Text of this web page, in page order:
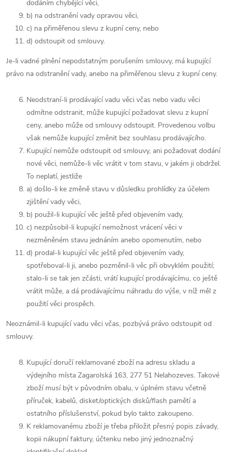
dodáním chybějící věci,
b) na odstranění vady opravou věci,
c) na přiměřenou slevu z kupní ceny, nebo
d) odstoupit od smlouvy.
Je-li vadné plnění nepodstatným porušením smlouvy, má kupující
právo na odstranění vady, anebo na přiměřenou slevu z kupní ceny.
Neodstraní-li prodávající vadu věci včas nebo vadu věci
odmítne odstranit, může kupující požadovat slevu z kupní
ceny, anebo může od smlouvy odstoupit. Provedenou volbu
však nemůže kupující změnit bez souhlasu prodávajícího.
Kupující nemůže odstoupit od smlouvy, ani požadovat dodání
nové věci, nemůže-li věc vrátit v tom stavu, v jakém ji obdržel.
To neplatí, jestliže
a) došlo-li ke změně stavu v důsledku prohlídky za účelem
zjištění vady věci,
b) použil-li kupující věc ještě před objevením vady,
c) nezpůsobil-li kupující nemožnost vrácení věci v
nezměněném stavu jednáním anebo opomenutím, nebo
d) prodal-li kupující věc ještě před objevením vady,
spotřeboval-li ji, anebo pozměnil-li věc při obvyklém použití;
stalo-li se tak jen zčásti, vrátí kupující prodávajícímu, co ještě
vrátit může, a dá prodávajícímu náhradu do výše, v níž měl z
použití věci prospěch.
Neoznámil-li kupující vadu věci včas, pozbývá právo odstoupit od
smlouvy.
Kupující doručí reklamované zboží na adresu skladu a
výdejního místa Zagarolská 163, 277 51 Nelahozeves. Takové
zboží musí být v původním obalu, v úplném stavu včetně
příruček, kabelů, disket/optických disků/flash pamětí a
ostatního příslušenství, pokud bylo takto zakoupeno.
K reklamovanému zboží je třeba přiložit přesný popis závady,
kopii nákupní faktury, účtenku nebo jiný jednoznačný